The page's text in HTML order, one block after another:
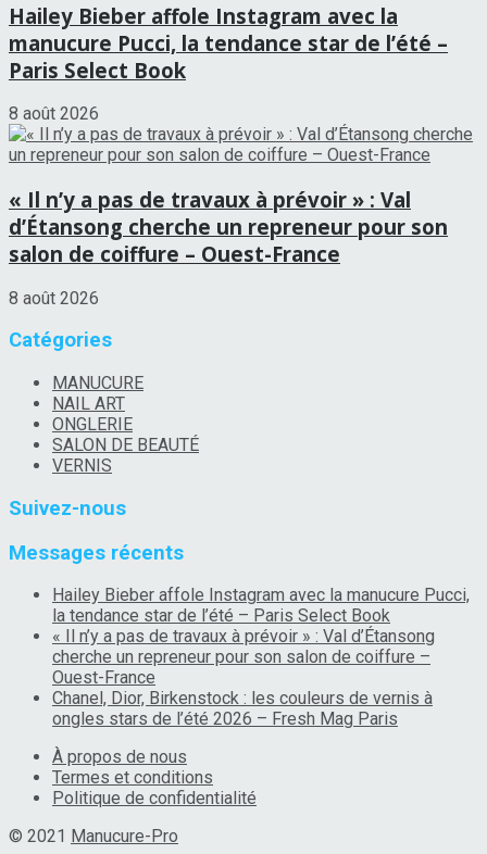
Hailey Bieber affole Instagram avec la
manucure Pucci, la tendance star de l’été –
Paris Select Book
8 août 2026
« Il n’y a pas de travaux à prévoir » : Val
d’Étansong cherche un repreneur pour son
salon de coiffure – Ouest-France
8 août 2026
Catégories
MANUCURE
NAIL ART
ONGLERIE
SALON DE BEAUTÉ
VERNIS
Suivez-nous
Messages récents
Hailey Bieber affole Instagram avec la manucure Pucci,
la tendance star de l’été – Paris Select Book
« Il n’y a pas de travaux à prévoir » : Val d’Étansong
cherche un repreneur pour son salon de coiffure –
Ouest-France
Chanel, Dior, Birkenstock : les couleurs de vernis à
ongles stars de l’été 2026 – Fresh Mag Paris
À propos de nous
Termes et conditions
Politique de confidentialité
© 2021 Manucure-Pro